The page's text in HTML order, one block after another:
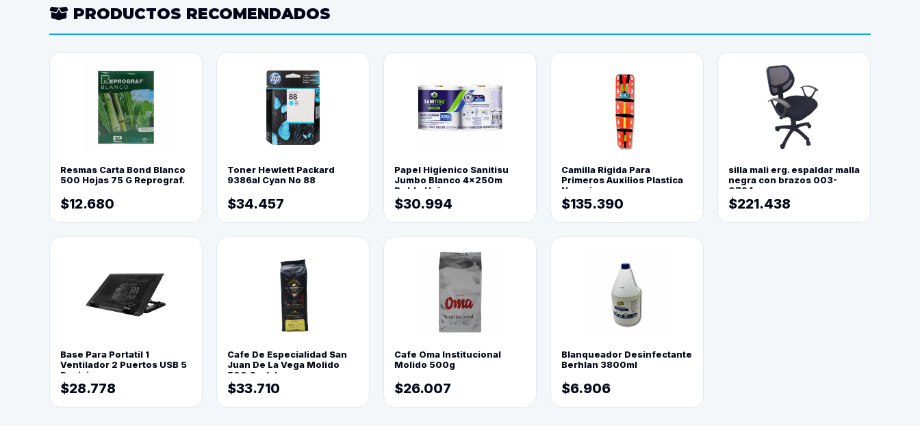
PRODUCTOS RECOMENDADOS
Resmas Carta Bond Blanco
500 Hojas 75 G Reprograf.
$12.680
Toner Hewlett Packard
9386al Cyan No 88
$34.457
Papel Higienico Sanitisu
Jumbo Blanco 4x250m
Doble Hoja
$30.994
Camilla Rigida Para
Primeros Auxilios Plastica
Naranja
$135.390
silla mali erg. espaldar malla
negra con brazos 003-
0794
$221.438
Base Para Portatil 1
Ventilador 2 Puertos USB 5
Posiciones
$28.778
Cafe De Especialidad San
Juan De La Vega Molido
500 Grs(=)
$33.710
Cafe Oma Institucional
Molido 500g
$26.007
Blanqueador Desinfectante
Berhlan 3800ml
$6.906